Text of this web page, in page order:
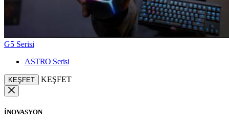
G5 Serisi
ASTRO Serisi
KEŞFET KEŞFET
İNOVASYON